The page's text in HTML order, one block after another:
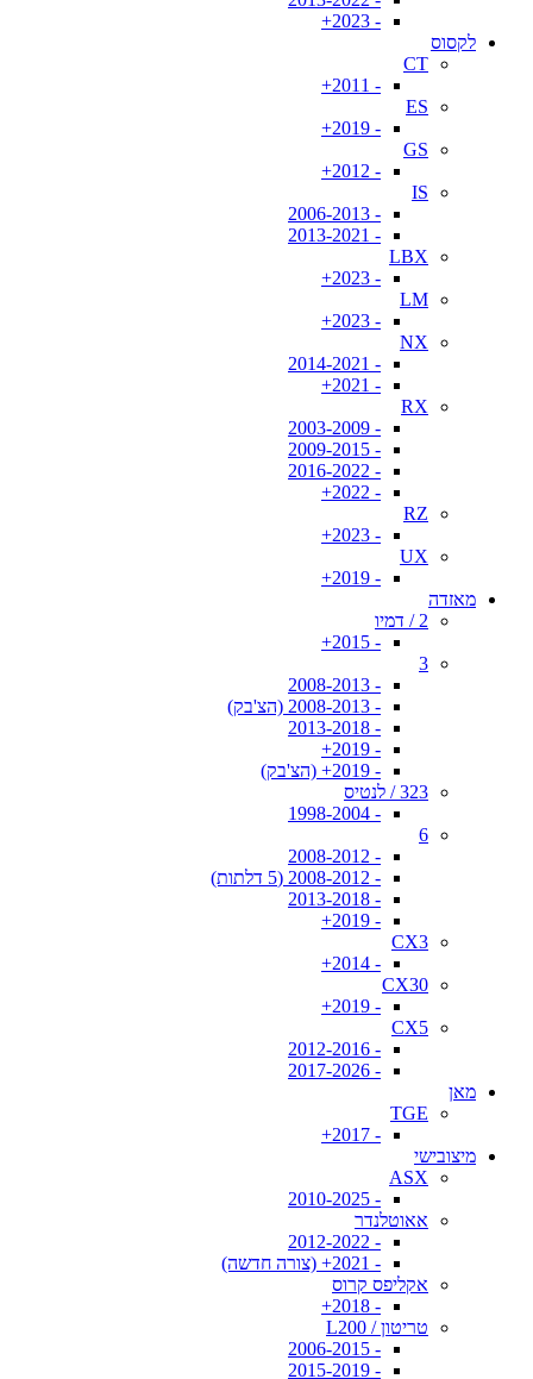
- 2023+
לקסוס
CT
- 2011+
ES
- 2019+
GS
- 2012+
IS
- 2006-2013
- 2013-2021
LBX
- 2023+
LM
- 2023+
NX
- 2014-2021
- 2021+
RX
- 2003-2009
- 2009-2015
- 2016-2022
- 2022+
RZ
- 2023+
UX
- 2019+
מאזדה
2 / דמיו
- 2015+
3
- 2008-2013
- 2008-2013 (הצ'בק)
- 2013-2018
- 2019+
- 2019+ (הצ'בק)
323 / לנטיס
- 1998-2004
6
- 2008-2012
- 2008-2012 (5 דלתות)
- 2013-2018
- 2019+
CX3
- 2014+
CX30
- 2019+
CX5
- 2012-2016
- 2017-2026
מאן
TGE
- 2017+
מיצובישי
ASX
- 2010-2025
אאוטלנדר
- 2012-2022
- 2021+ (צורה חדשה)
אקליפס קרוס
- 2018+
טריטון / L200
- 2006-2015
- 2015-2019